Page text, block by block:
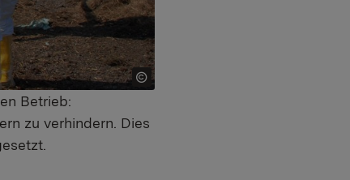
Betrieb:
zu verhindern. Dies